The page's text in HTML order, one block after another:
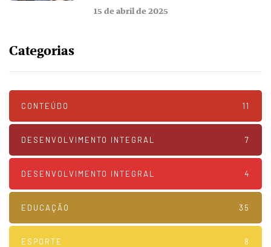
15 de abril de 2025
Categorias
CONTEÚDO 11
DESENVOLVIMENTO INTEGRAL 7
DESENVOLVIMENTO INTEGRAL 4
EDUCAÇÃO 35
ESPORTE 8